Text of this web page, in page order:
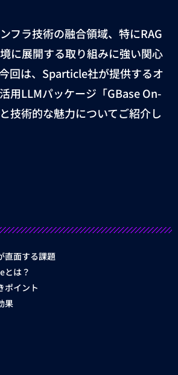
フラ技術の融合領域、特にRAG
に展開する取り組みに強い関心
回は、 Sparticle社が提供するオ
活用LLMパッケージ「GBase On-
技術的な魅力についてご紹介し
直面する課題
とは？
ポイント
果